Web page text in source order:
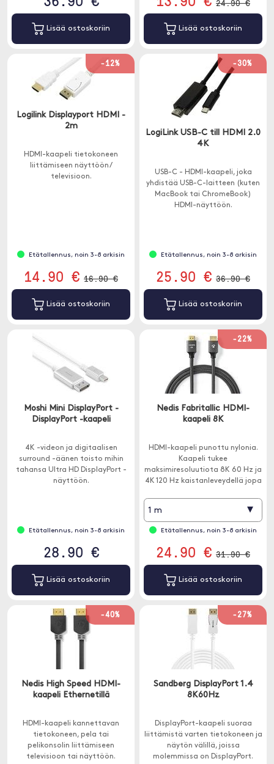
Lisää ostoskoriin
24.90 €
Lisää ostoskoriin
-12%
Logilink Displayport HDMI -
2m
HDMI-kaapeli tietokoneen
liittämiseen näyttöön /
televisioon.
Etätallennus, noin 3-8 arkisin
14.90 € 16.90 €
Lisää ostoskoriin
-30%
LogiLink USB-C till HDMI 2.0
4K
USB-C - HDMI-kaapeli, joka
yhdistää USB-C-laitteen (kuten
MacBook tai ChromeBook)
HDMI-näyttöön.
Etätallennus, noin 3-8 arkisin
25.90 € 36.90 €
Lisää ostoskoriin
Moshi Mini DisplayPort -
DisplayPort -kaapeli
4K -videon ja digitaalisen
surround -äänen toisto mihin
tahansa Ultra HD DisplayPort -
näyttöön.
Etätallennus, noin 3-8 arkisin
28.90 €
Lisää ostoskoriin
-22%
Nedis Fabritallic HDMI-
kaapeli 8K
HDMI-kaapeli punottu nylonia.
Kaapeli tukee
maksimiresoluutiota 8K 60 Hz ja
4K 120 Hz kaistanleveydellä jopa
1 m ▾
Etätallennus, noin 3-8 arkisin
24.90 € 31.90 €
Lisää ostoskoriin
-40%
Nedis High Speed HDMI-
kaapeli Ethernetillä
HDMI-kaapeli kannettavan
tietokoneen, pela tai
pelikonsolin liittämiseen
televisioon tai näyttöön.
-27%
Sandberg DisplayPort 1.4
8K60Hz
DisplayPort-kaapeli suoraa
liittämistä varten tietokoneen ja
näytön välillä, joissa
molemmissa on DisplayPort.